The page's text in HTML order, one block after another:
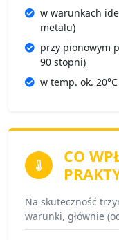
w warunkach
metalu)
przy pionowym
90 stopni)
w temp. ok. 20°C
CO
Na skuteczność
warunki, głównie